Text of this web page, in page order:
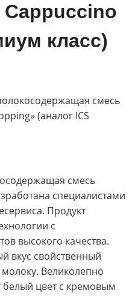
класс)
смесь
(аналог ICS
смесь
специалистами
Продукт
с
высокого качества.
вкус свойственный
Великолепно
белый цвет с кремовым